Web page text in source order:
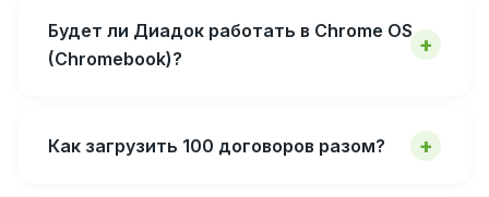
Будет ли Диадок работать в Chrome OS
(Chromebook)?
Как загрузить 100 договоров разом?